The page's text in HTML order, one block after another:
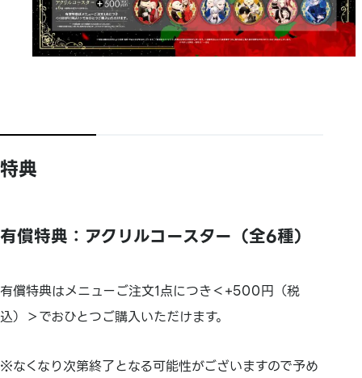
特典
有償特典：アクリルコースター（全6種）
有償特典はメニューご注文1点につき＜+500円（税
込）＞でおひとつご購入いただけます。
※なくなり次第終了となる可能性がございますので予め